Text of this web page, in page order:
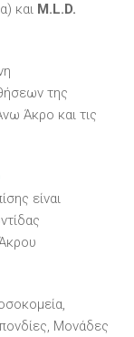
και M.L.D.
της
Άκρο και τις
είναι
Μονάδες